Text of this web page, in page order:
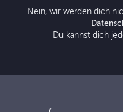
Nein, wir werden dich
Du kannst dich